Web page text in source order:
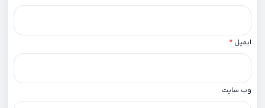
ایمیل *
وب‌ سایت